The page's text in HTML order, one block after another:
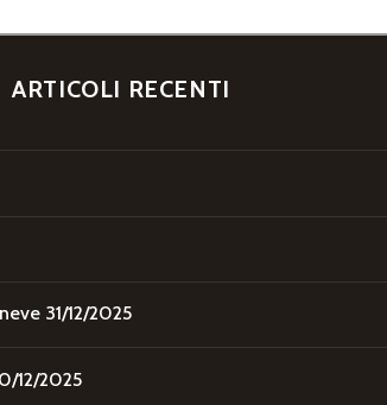
ARTICOLI RECENTI
31/12/2025
12/2025